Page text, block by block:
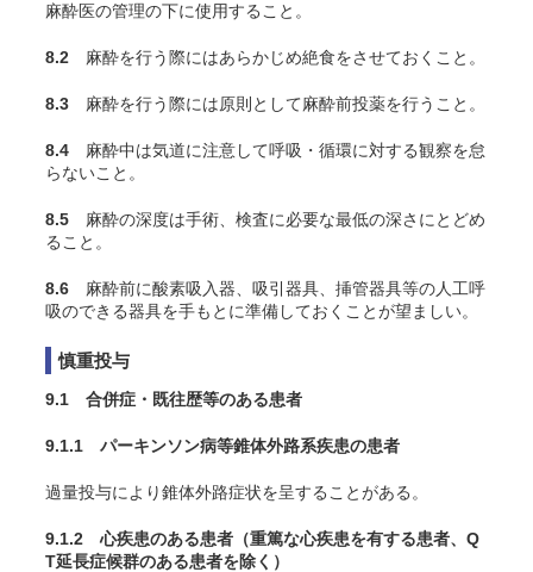
麻酔医の管理の下に使用すること。
8.2 麻酔を行う際にはあらかじめ絶食をさせておくこと。
8.3 麻酔を行う際には原則として麻酔前投薬を行うこと。
8.4 麻酔中は気道に注意して呼吸・循環に対する観察を怠
らないこと。
8.5 麻酔の深度は手術、検査に必要な最低の深さにとどめ
ること。
8.6 麻酔前に酸素吸入器、吸引器具、挿管器具等の人工呼
吸のできる器具を手もとに準備しておくことが望ましい。
慎重投与
9.1 合併症・既往歴等のある患者
9.1.1 パーキンソン病等錐体外路系疾患の患者
過量投与により錐体外路症状を呈することがある。
9.1.2 心疾患のある患者（重篤な心疾患を有する患者、Q
T延長症候群のある患者を除く）